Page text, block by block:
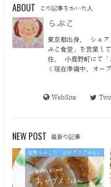
ABOUT この記事をかいた人
らぶこ
東京都出身。 シェア
ぶこ食堂」を営業し
住。 小鹿野町にて「
く現在準備中。オー
WebSite
NEW POST 最新の記事
女将らぶこの「おがゲスごはん」